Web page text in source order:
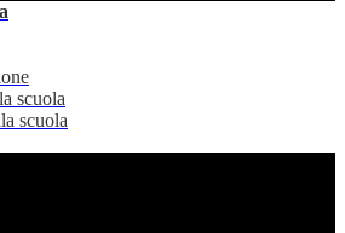
scuola
scuola